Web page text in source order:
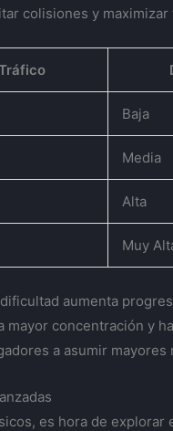
colisiones y
Baja
Media
Alta
Muy
aumenta
concentración y
a asumir
es hora de